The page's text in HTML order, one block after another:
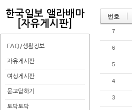
한국일보 앨라배마
[자유게시판]
FAQ/생활정보
자유게시판
여성게시판
묻고답하기
토닥토닥
번호
7
6
5
4
3